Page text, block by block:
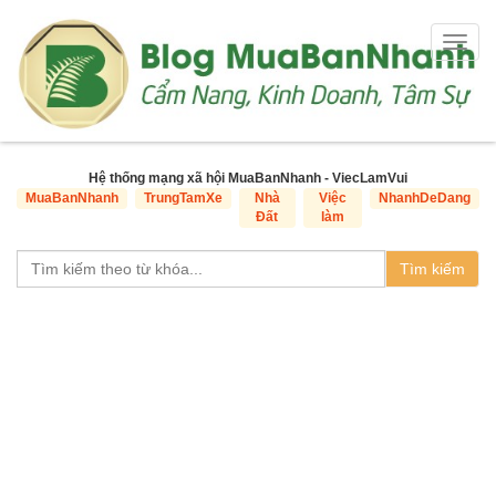
Hệ thống mạng xã hội MuaBanNhanh - ViecLamVui
MuaBanNhanh
TrungTamXe
Nhà
Đất
Việc
làm
NhanhDeDang
Tìm kiếm